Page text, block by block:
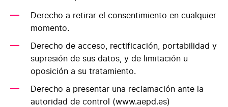
Derecho a retirar el consentimiento en cualquier
momento.
Derecho de acceso, rectificación, portabilidad y
supresión de sus datos, y de limitación u
oposición a su tratamiento.
Derecho a presentar una reclamación ante la
autoridad de control (www.aepd.es)